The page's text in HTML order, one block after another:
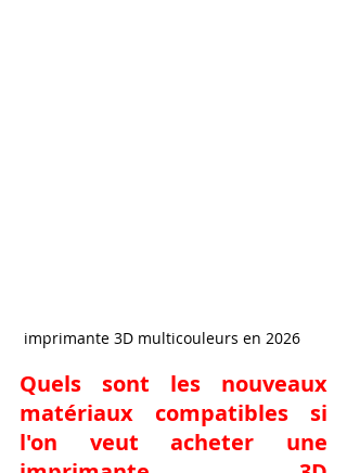
imprimante 3D multicouleurs en 2026
Quels sont les nouveaux
matériaux compatibles si
l'on veut acheter une